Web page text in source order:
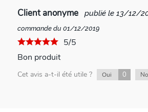
Client anonyme publié le 13/12/
commande du 01/12/2019
5/5
Bon produit
Cet avis a-t-il été utile ? Oui 0